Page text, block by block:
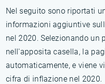
Nel seguito sono riportati
informazioni aggiuntive
nel 2020. Selezionando un
nell'apposita casella, la
automaticamente, e viene
cifra di inflazione nel 2020.